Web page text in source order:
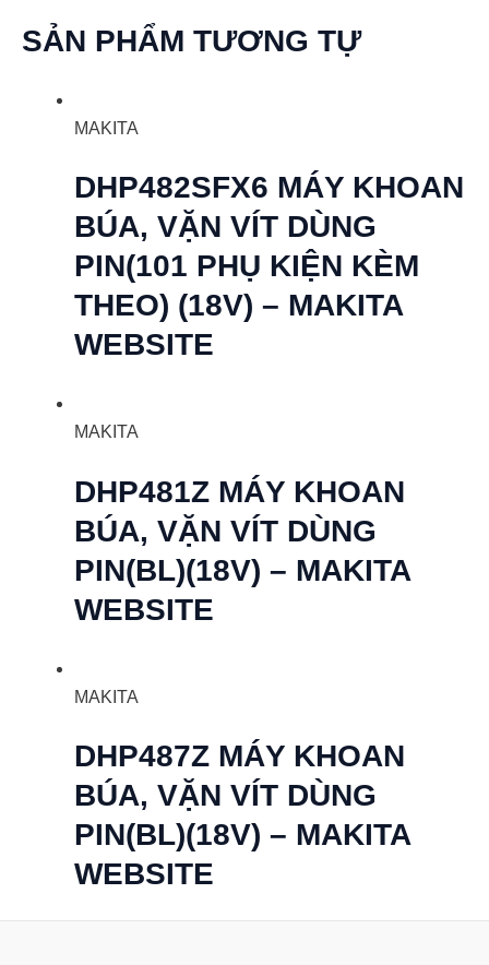
SẢN PHẨM TƯƠNG TỰ
MAKITA
DHP482SFX6 MÁY KHOAN
BÚA, VẶN VÍT DÙNG
PIN(101 PHỤ KIỆN KÈM
THEO) (18V) – MAKITA
WEBSITE
MAKITA
DHP481Z MÁY KHOAN
BÚA, VẶN VÍT DÙNG
PIN(BL)(18V) – MAKITA
WEBSITE
MAKITA
DHP487Z MÁY KHOAN
BÚA, VẶN VÍT DÙNG
PIN(BL)(18V) – MAKITA
WEBSITE